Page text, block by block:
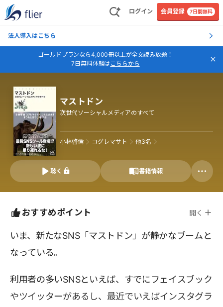
ログイン 会員登録 7日間無料
法人導入はこちら
ゴールドプランなら4,000冊以上が全文読み放題！
7日無料体験はこちらから
マストドン
次世代ソーシャルメディアのすべて
小林啓倫 コグレマサト 他3名
聴く 書籍情報
おすすめポイント 開く
いま、新たなSNS「マストドン」が静かなブームと
なっている。
利用者の多いSNSといえば、すでにフェイスブック
やツイッターがあるし、最近でいえばインスタグラ